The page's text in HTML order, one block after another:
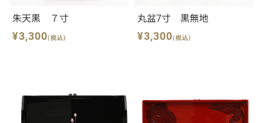
朱天黒 ７寸
¥3,300(税込)
丸盆7寸 黒無地
¥3,300(税込)